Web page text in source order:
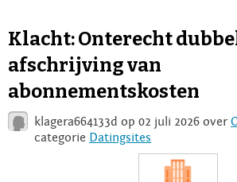
Voor Bedrijven
Klacht: Onterecht
afschrijving van
abonnementskosten
klagera664133d op 02 juli 2026 over
categorie Datingsites